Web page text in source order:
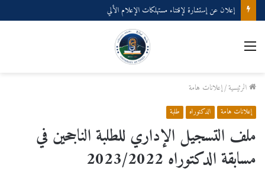
إعلان عن إستشارة لإقتناء مستهلكات الإعلام الألي
الرئيسية/إعلانات هامة
إعلانات هامة الدكتوراه طلبة
ملف التسجيل الإداري للطلبة الناجحين في
مسابقة الدكتوراه 2023/2022